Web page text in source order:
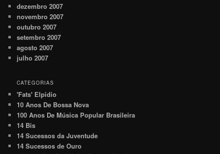
dezembro 2007
novembro 2007
outubro 2007
setembro 2007
agosto 2007
julho 2007
CATEGORIAS
'Fats' Elpidio
10 Anos De Bossa Nova
100 Anos De Música Popular Brasileira
14 Bis
14 Sucessos da Juventude
14 Sucessos de Ouro